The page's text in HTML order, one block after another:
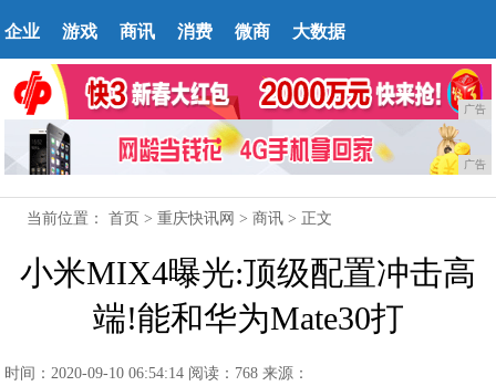
企业 游戏 商讯 消费 微商 大数据
广告
广告
当前位置：首页 >重庆快讯网 >商讯 > 正文
小米MIX4曝光:顶级配置冲击高
端!能和华为Mate30打
时间：2020-09-10 06:54:14 阅读：768 来源：